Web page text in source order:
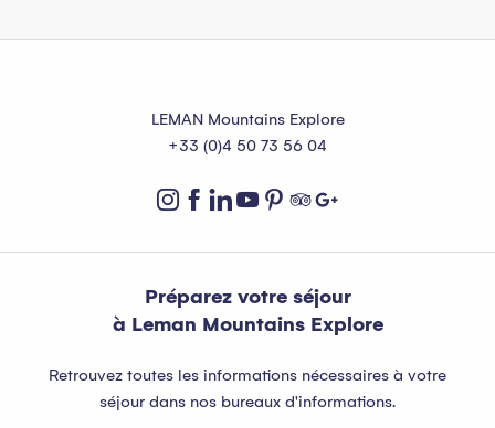
LEMAN Mountains Explore
+33 (0)4 50 73 56 04
Préparez votre séjour
à Leman Mountains Explore
Retrouvez toutes les informations nécessaires à votre
séjour dans nos bureaux d'informations.